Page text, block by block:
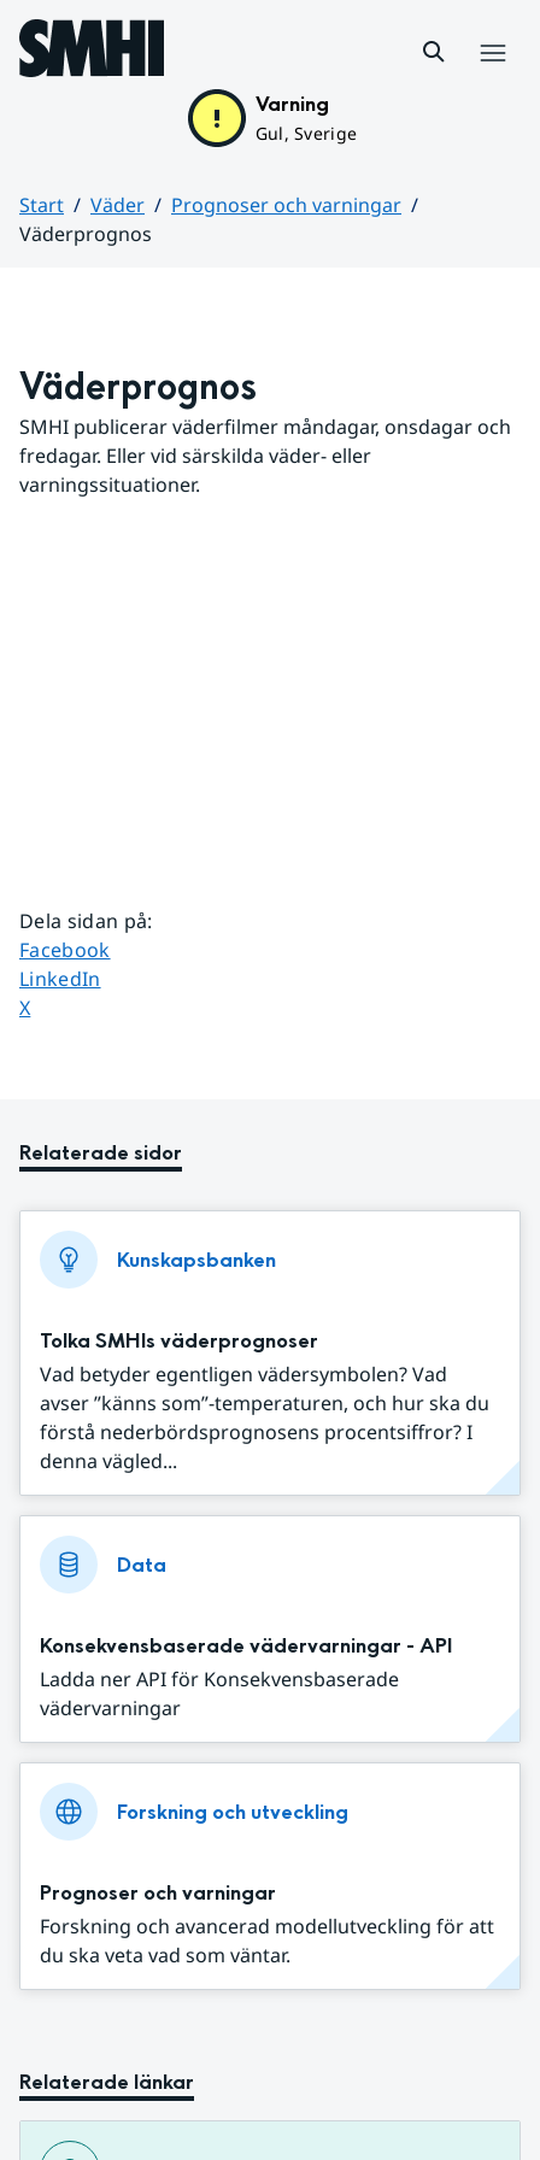
Hoppa till sidans innehåll
Varning
Gul, Sverige
Start Väder
Prognoser och varningar
Väderprognos
Väderprognos
SMHI publicerar väderfilmer måndagar, onsdagar och
fredagar. Eller vid särskilda väder- eller
varningssituationer.
Dela sidan på:
Dela sidan på
Facebook
Dela sidan på
LinkedIn
Dela sidan på
X
Relaterade sidor
Kunskapsbanken
Tolka SMHIs väderprognoser
Vad betyder egentligen vädersymbolen? Vad
avser ”känns som”-temperaturen, och hur ska du
förstå nederbördsprognosens procentsiffror? I
denna vägled...
Data
Konsekvensbaserade vädervarningar - API
Ladda ner API för Konsekvensbaserade
vädervarningar
Forskning och utveckling
Prognoser och varningar
Forskning och avancerad modellutveckling för att
du ska veta vad som väntar.
Relaterade länkar